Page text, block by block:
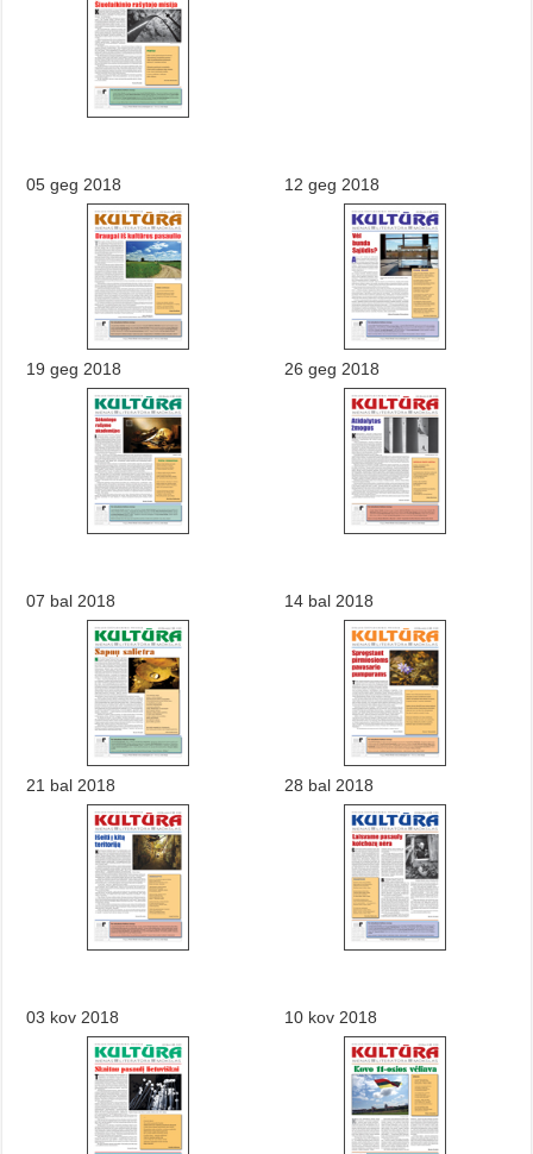
05 geg 2018 12 geg 2018
19 geg 2018 26 geg 2018
07 bal 2018 14 bal 2018
21 bal 2018 28 bal 2018
03 kov 2018 10 kov 2018